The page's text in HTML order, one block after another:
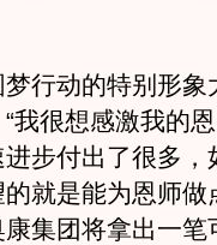
动的特别形象
我很想感激我的
步付出了很多，
就是能为恩师做
集团将拿出一笔